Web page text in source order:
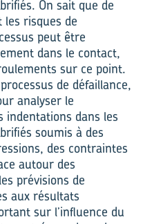
On sait que de
risques de
peut être
dans le contact,
sur ce point.
de défaillance,
analyser le
indentations dans les
soumis à des
des contraintes
autour des
prévisions de
aux résultats
sur l’influence du